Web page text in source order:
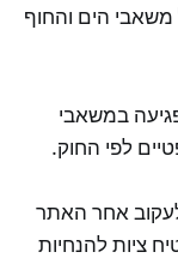
משאבי הים והחוף
במשאבי
לפי החוק.
אחר האתר
ציות להנחיות